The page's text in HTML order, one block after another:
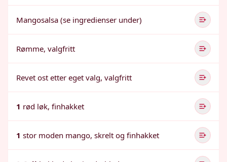
Mangosalsa (se ingredienser under)
Rømme, valgfritt
Revet ost etter eget valg, valgfritt
1 rød løk, finhakket
1 stor moden mango, skrelt og finhakket